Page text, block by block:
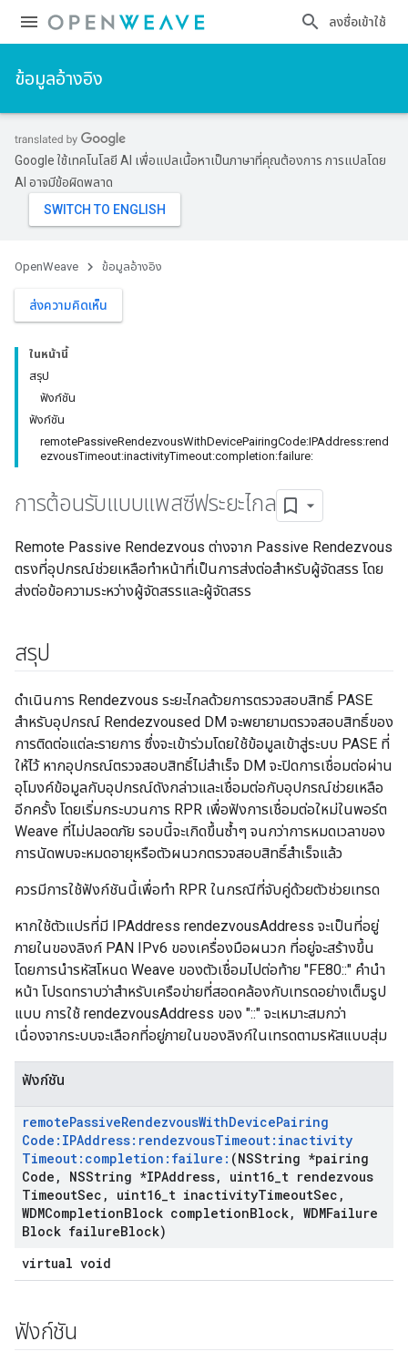
ลงชื่อเข้าใช้
ข้อมูลอ้างอิง
Google ใช้เทคโนโลยี AI เพื่อแปลเนื้อหาเป็นภาษาที่คุณต้องการ การแปลโดย
AI อาจมีข้อผิดพลาด
OpenWeave ข้อมูลอ้างอิง
ส่งความคิดเห็น
ในหน้านี้
สรุป
ฟังก์ชัน
ฟังก์ชัน
remotePassiveRendezvousWithDevicePairingCode:IPAddress:rend
ezvousTimeout:inactivityTimeout:completion:failure:
การต้อนรับแบบแพสซีฟระยะไกล
Remote Passive Rendezvous ต่างจาก Passive Rendezvous
ตรงที่อุปกรณ์ช่วยเหลือทำหน้าที่เป็นการส่งต่อสำหรับผู้จัดสรร โดย
ส่งต่อข้อความระหว่างผู้จัดสรรและผู้จัดสรร
สรุป
ดำเนินการ Rendezvous ระยะไกลด้วยการตรวจสอบสิทธิ์ PASE
สำหรับอุปกรณ์ Rendezvoused DM จะพยายามตรวจสอบสิทธิ์ของ
การติดต่อแต่ละรายการ ซึ่งจะเข้าร่วมโดยใช้ข้อมูลเข้าสู่ระบบ PASE ที่
ให้ไว้ หากอุปกรณ์ตรวจสอบสิทธิ์ไม่สำเร็จ DM จะปิดการเชื่อมต่อผ่าน
อุโมงค์ข้อมูลกับอุปกรณ์ดังกล่าวและเชื่อมต่อกับอุปกรณ์ช่วยเหลือ
อีกครั้ง โดยเริ่มกระบวนการ RPR เพื่อฟังการเชื่อมต่อใหม่ในพอร์ต
Weave ที่ไม่ปลอดภัย รอบนี้จะเกิดขึ้นซ้ำๆ จนกว่าการหมดเวลาของ
การนัดพบจะหมดอายุหรือตัวผนวกตรวจสอบสิทธิ์สำเร็จแล้ว
ควรมีการใช้ฟังก์ชันนี้เพื่อทำ RPR ในกรณีที่จับคู่ด้วยตัวช่วยเทรด
หากใช้ตัวแปรที่มี IPAddress rendezvousAddress จะเป็นที่อยู่
ภายในของลิงก์ PAN IPv6 ของเครื่องมือผนวก ที่อยู่จะสร้างขึ้น
โดยการนำรหัสโหนด Weave ของตัวเชื่อมไปต่อท้าย "FE80::" คำนำ
หน้า โปรดทราบว่าสำหรับเครือข่ายที่สอดคล้องกับเทรดอย่างเต็มรูป
แบบ การใช้ rendezvousAddress ของ "::" จะเหมาะสมกว่า
เนื่องจากระบบจะเลือกที่อยู่ภายในของลิงก์ในเทรดตามรหัสแบบสุ่ม
ฟังก์ชัน
remotePassiveRendezvousWithDevicePairing
Code:IPAddress:rendezvousTimeout:inactivity
Timeout:completion:failure: (NSString *pairing
Code , NSString *IPAddress, uint16 t rendezvous
TimeoutSec , uint16 t inactivityTimeoutSec ,
WDMCompletionBlock completionBlock, WDMFailure
Block failureBlock)
virtual void
ฟังก์ชัน